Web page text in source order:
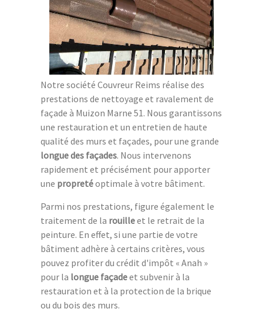
Notre société Couvreur Reims réalise des
prestations de nettoyage et ravalement de
façade à Muizon Marne 51. Nous garantissons
une restauration et un entretien de haute
qualité des murs et façades, pour une grande
longue des façades. Nous intervenons
rapidement et précisément pour apporter
une propretéoptimale à votre bâtiment.
Parmi nos prestations, figure également le
traitement de la rouilleet le retrait de la
peinture. En effet, si une partie de votre
bâtiment adhère à certains critères, vous
pouvez profiter du crédit d'impôt « Anah »
pour la longue façadeet subvenir à la
restauration et à la protection de la brique
ou du bois des murs.